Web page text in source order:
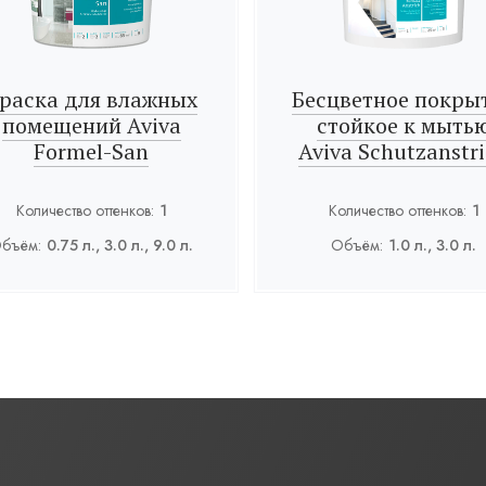
для влажных
помещений Aviva
Formel-San
Количество оттенков: 1
0.75 л., 3.0 л., 9.0 л.
Бесцветное
стойкое к
Aviva
Количество оттенков: 1
Объём: 1.0 л., 3.0 л.